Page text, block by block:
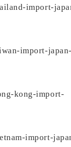
import-
import-
kong-import-
import-